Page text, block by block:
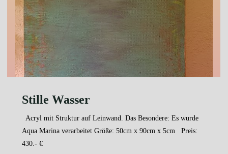
Stille Wasser
Acryl mit Struktur auf Leinwand. Das Besondere: Es wurde
Aqua Marina verarbeitet Größe: 50cm x 90cm x 5cm Preis:
430.- €